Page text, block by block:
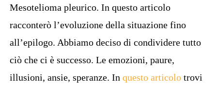
Mesotelioma pleurico. In questo articolo
racconterò l’evoluzione della situazione fino
all’epilogo. Abbiamo deciso di condividere tutto
ciò che ci è successo. Le emozioni, paure,
illusioni, ansie, speranze. In questo articolo trovi